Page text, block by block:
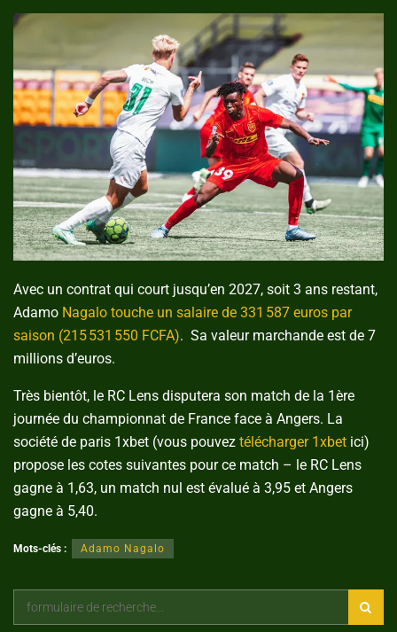
Avec un contrat qui court jusqu’en 2027, soit 3 ans restant,
Adamo Nagalo touche un salaire de 331 587 euros par
saison (215 531 550 FCFA). Sa valeur marchande est de 7
millions d’euros.
Très bientôt, le RC Lens disputera son match de la 1ère
journée du championnat de France face à Angers. La
société de paris 1xbet (vous pouvez télécharger 1xbet ici)
propose les cotes suivantes pour ce match – le RC Lens
gagne à 1,63, un match nul est évalué à 3,95 et Angers
gagne à 5,40.
Mots-clés : Adamo Nagalo